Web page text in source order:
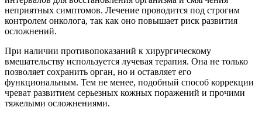
неприятных симптомов. Лечение проводится под строгим
контролем онколога, так как оно повышает риск развития
осложнений.
При наличии противопоказаний к хирургическому
вмешательству используется лучевая терапия. Она не только
позволяет сохранить орган, но и оставляет его
функциональным. Тем не менее, подобный способ коррекции
чреват развитием серьезных кожных поражений и прочими
тяжелыми осложнениями.